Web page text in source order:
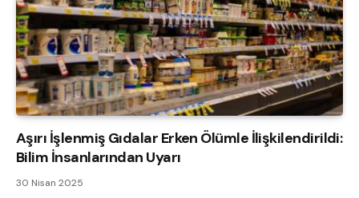
Aşırı İşlenmiş Gıdalar Erken Ölümle İlişkilendirildi:
Bilim İnsanlarından Uyarı
30 Nisan 2025